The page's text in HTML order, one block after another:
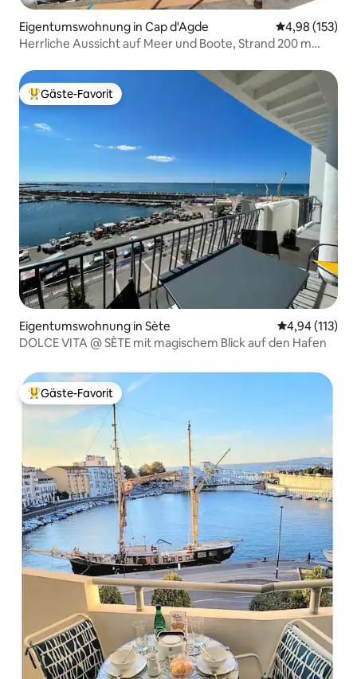
Eigentumswohnung in Cap d'Agde
4,98 (153)
Herrliche Aussicht auf Meer und Boote, Strand 200 m
Beliebter Gäste-Favorit.
Gäste-Favorit
Eigentumswohnung in Sète
4,94 (113)
DOLCE VITA @ SÈTE mit magischem Blick auf den Hafen
Beliebter Gäste-Favorit.
Gäste-Favorit